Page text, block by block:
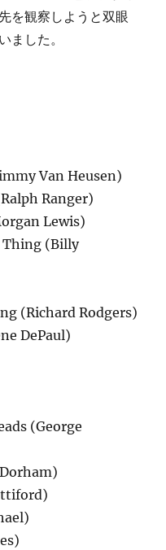
を観察しようと双眼
ました。
Van Heusen)
Ranger)
Lewis)
Thing (Billy
(Richard Rodgers)
DePaul)
(George